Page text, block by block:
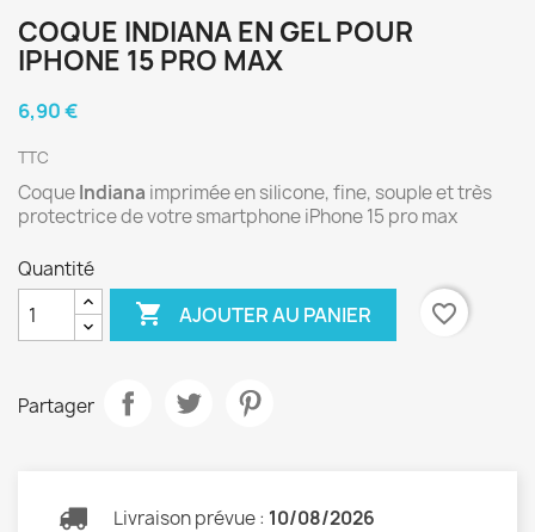
COQUE INDIANA EN GEL POUR
IPHONE 15 PRO MAX
6,90 €
TTC
CoqueIndiana imprimée en silicone, fine, souple et très
protectrice de votre smartphone iPhone 15 pro max
Quantité
 AJOUTER AU PANIER favorite_border
Partager
Livraison prévue : 10/08/2026